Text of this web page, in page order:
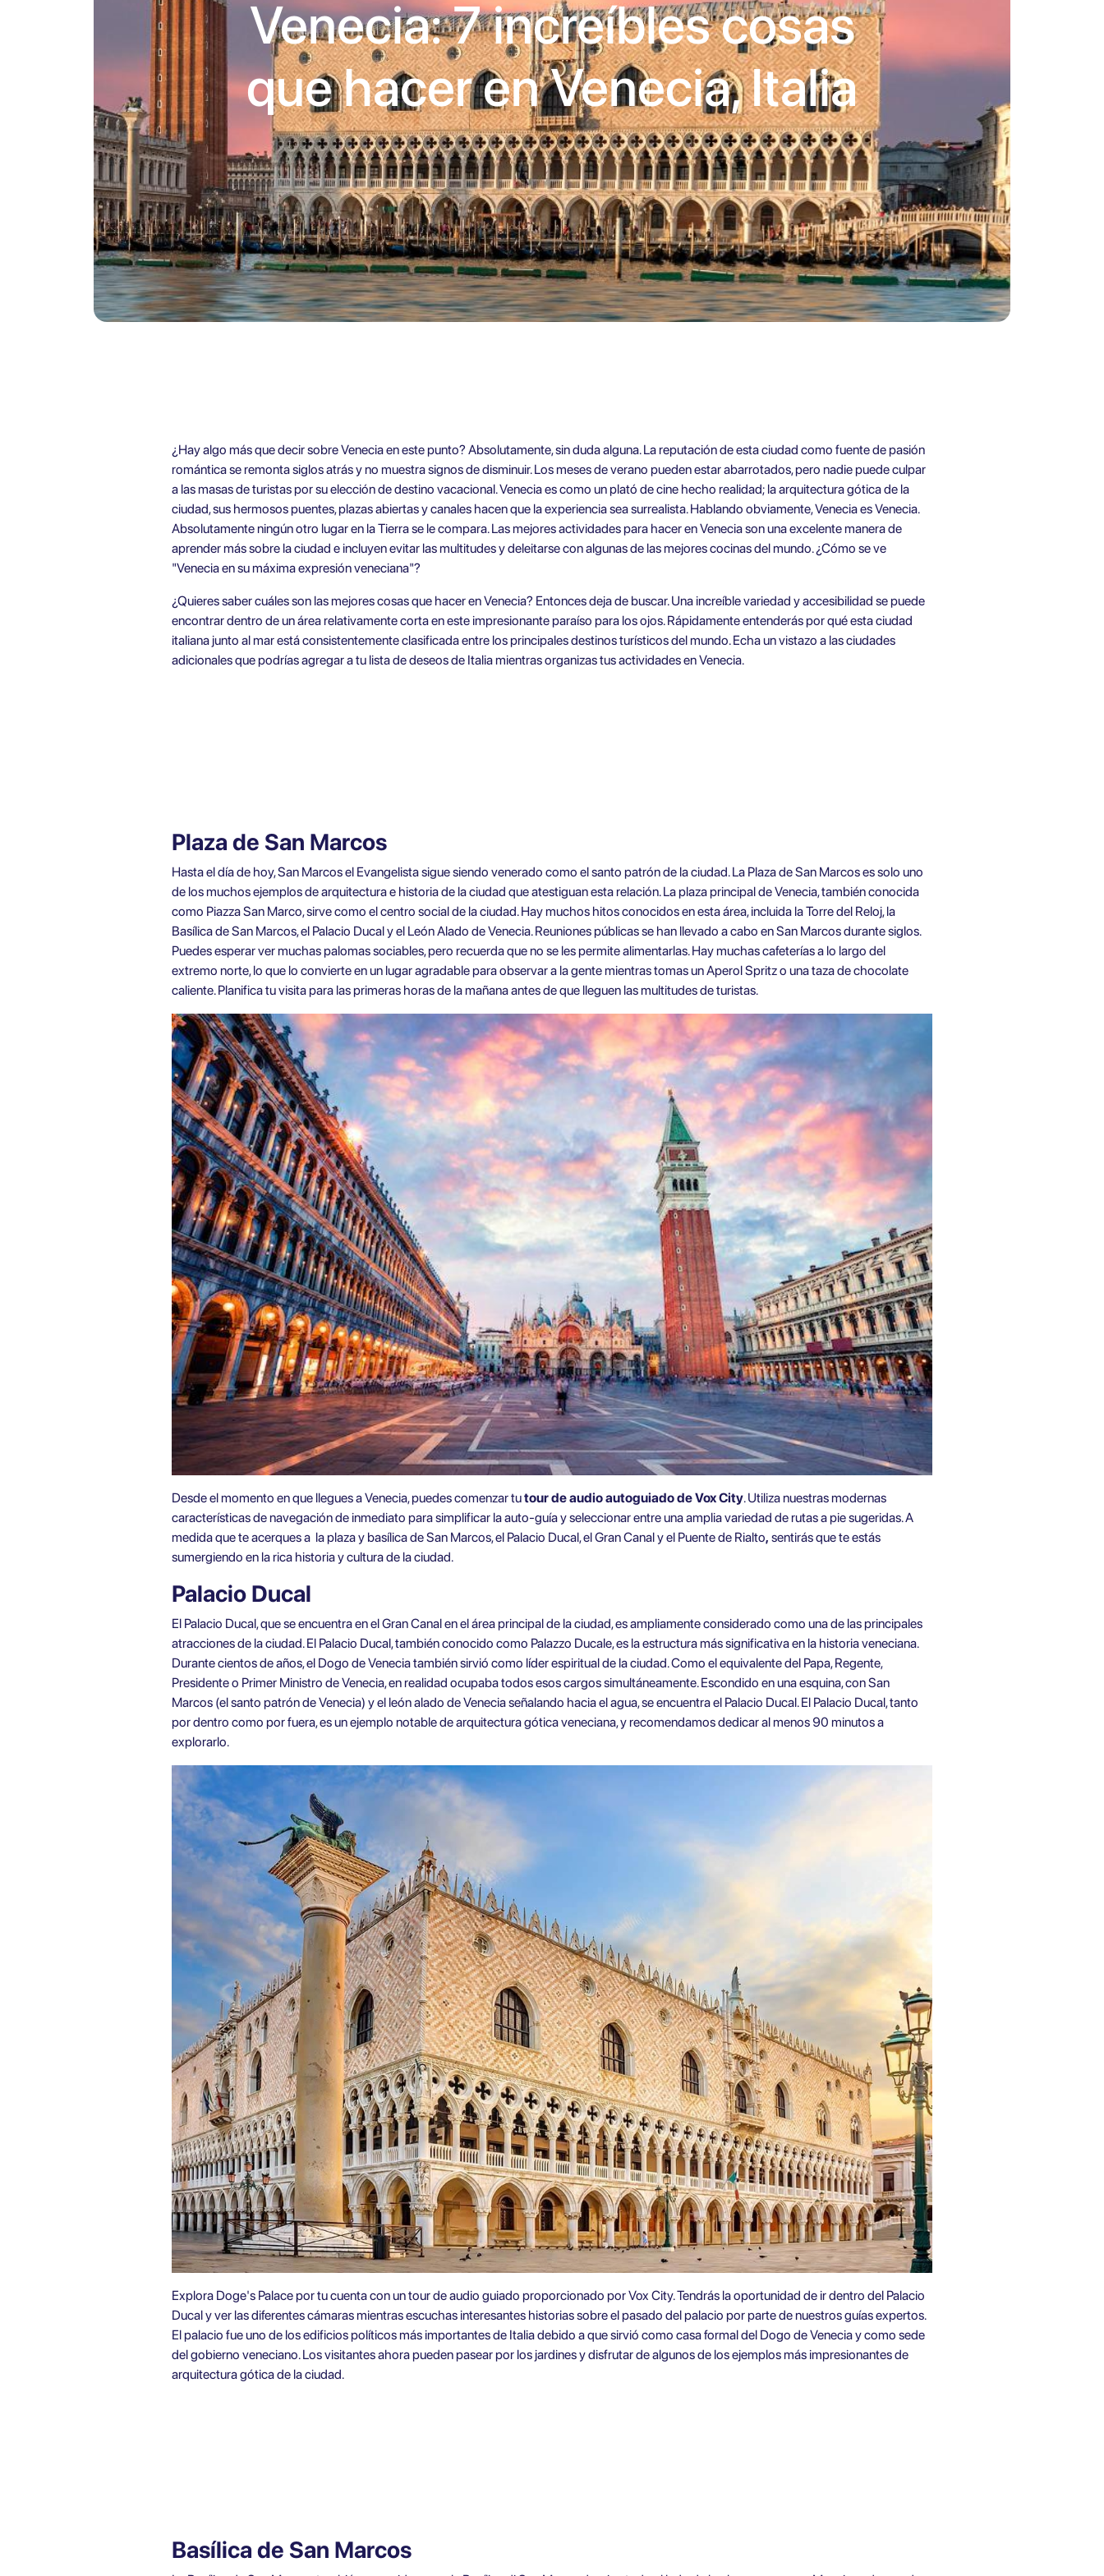
Venecia: 7 increíbles cosas
que hacer en Venecia, Italia
¿Hay algo más que decir sobre Venecia en este punto? Absolutamente, sin duda alguna. La reputación de esta ciudad como fuente de pasión
romántica se remonta siglos atrás y no muestra signos de disminuir. Los meses de verano pueden estar abarrotados, pero nadie puede culpar
a las masas de turistas por su elección de destino vacacional. Venecia es como un plató de cine hecho realidad; la arquitectura gótica de la
ciudad, sus hermosos puentes, plazas abiertas y canales hacen que la experiencia sea surrealista. Hablando obviamente, Venecia es Venecia.
Absolutamente ningún otro lugar en la Tierra se le compara. Las mejores actividades para hacer en Venecia son una excelente manera de
aprender más sobre la ciudad e incluyen evitar las multitudes y deleitarse con algunas de las mejores cocinas del mundo. ¿Cómo se ve
"Venecia en su máxima expresión veneciana"?
¿Quieres saber cuáles son las mejores cosas que hacer en Venecia? Entonces deja de buscar. Una increíble variedad y accesibilidad se puede
encontrar dentro de un área relativamente corta en este impresionante paraíso para los ojos. Rápidamente entenderás por qué esta ciudad
italiana junto al mar está consistentemente clasificada entre los principales destinos turísticos del mundo. Echa un vistazo a las ciudades
adicionales que podrías agregar a tu lista de deseos de Italia mientras organizas tus actividades en Venecia.
Plaza de San Marcos
Hasta el día de hoy, San Marcos el Evangelista sigue siendo venerado como el santo patrón de la ciudad. La Plaza de San Marcos es solo uno
de los muchos ejemplos de arquitectura e historia de la ciudad que atestiguan esta relación. La plaza principal de Venecia, también conocida
como Piazza San Marco, sirve como el centro social de la ciudad. Hay muchos hitos conocidos en esta área, incluida la Torre del Reloj, la
Basílica de San Marcos, el Palacio Ducal y el León Alado de Venecia. Reuniones públicas se han llevado a cabo en San Marcos durante siglos.
Puedes esperar ver muchas palomas sociables, pero recuerda que no se les permite alimentarlas. Hay muchas cafeterías a lo largo del
extremo norte, lo que lo convierte en un lugar agradable para observar a la gente mientras tomas un Aperol Spritz o una taza de chocolate
caliente. Planifica tu visita para las primeras horas de la mañana antes de que lleguen las multitudes de turistas.
Desde el momento en que llegues a Venecia, puedes comenzar tutour de audio autoguiado de Vox City. Utiliza nuestras modernas
características de navegación de inmediato para simplificar la auto-guía y seleccionar entre una amplia variedad de rutas a pie sugeridas. A
medida que te acerques a la plaza y basílica de San Marcos, el Palacio Ducal, el Gran Canal y el Puente de Rialto, sentirás que te estás
sumergiendo en la rica historia y cultura de la ciudad.
Palacio Ducal
El Palacio Ducal, que se encuentra en el Gran Canal en el área principal de la ciudad, es ampliamente considerado como una de las principales
atracciones de la ciudad. El Palacio Ducal, también conocido como Palazzo Ducale, es la estructura más significativa en la historia veneciana.
Durante cientos de años, el Dogo de Venecia también sirvió como líder espiritual de la ciudad. Como el equivalente del Papa, Regente,
Presidente o Primer Ministro de Venecia, en realidad ocupaba todos esos cargos simultáneamente. Escondido en una esquina, con San
Marcos (el santo patrón de Venecia) y el león alado de Venecia señalando hacia el agua, se encuentra el Palacio Ducal. El Palacio Ducal, tanto
por dentro como por fuera, es un ejemplo notable de arquitectura gótica veneciana, y recomendamos dedicar al menos 90 minutos a
explorarlo.
Explora Doge's Palace por tu cuenta con un tour de audio guiado proporcionado por Vox City. Tendrás la oportunidad de ir dentro del Palacio
Ducal y ver las diferentes cámaras mientras escuchas interesantes historias sobre el pasado del palacio por parte de nuestros guías expertos.
El palacio fue uno de los edificios políticos más importantes de Italia debido a que sirvió como casa formal del Dogo de Venecia y como sede
del gobierno veneciano. Los visitantes ahora pueden pasear por los jardines y disfrutar de algunos de los ejemplos más impresionantes de
arquitectura gótica de la ciudad.
Basílica de San Marcos